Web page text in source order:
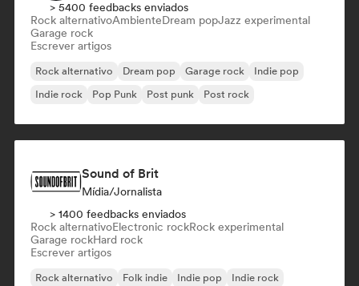
> 5400 feedbacks enviados
Rock alternativoAmbienteDream popJazz experimental
Garage rock
Escrever artigos
Rock alternativo Dream pop Garage rock
Indie pop
Indie rock
Pop Punk Post punk Post rock
Sound of Brit
Mídia/Jornalista
> 1400 feedbacks enviados
Rock alternativoElectronic rockRock experimental
Garage rockHard rock
Escrever artigos
Rock alternativo Folk indie Indie pop
Indie rock